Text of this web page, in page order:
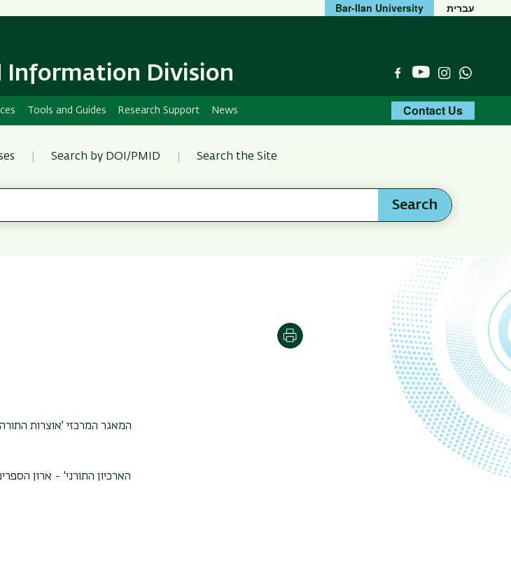
Bar-Ilan University עברית
Information Division FacebookYouTubeInstagram
Tools and Guides Research Support News Contact Us
Search by DOI/PMID Search the Site
Search
Print
המאגר המרכזי 'אוצרות